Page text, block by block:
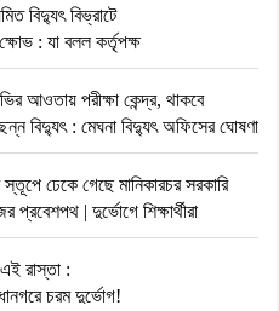
বিদ্যুৎ বিভ্রাটে
: যা বলল কর্তৃপক্ষ
আওতায় পরীক্ষা কেন্দ্র, থাকবে
বিদ্যুৎ : মেঘনা বিদ্যুৎ অফিসের ঘোষণা
স্তূপে ঢেকে গেছে মানিকারচর সরকারি
প্রবেশপথ | দুর্ভোগে শিক্ষার্থীরা
রাস্তা :
চরম দুর্ভোগ!